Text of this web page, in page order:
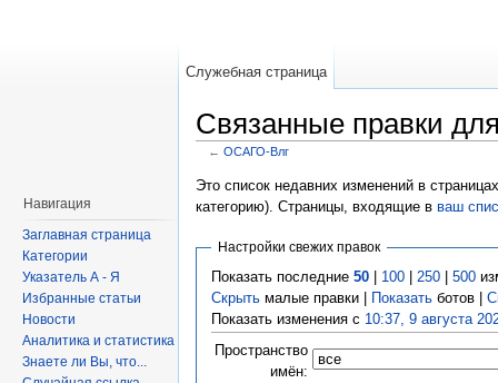
Связанные правки
← ОСАГО-Влг
Это список недавних изменений в
категорию). Страницы, входящие в ваш
Настройки свежих правок
Показать последние 50| 100| 250| 500
Скрытьмалые правки | Показатьботов |
Показать изменения с 10:37, 9 августа
Пространство
имён:
Служебная страница
Навигация
Заглавная страница
Категории
Указатель А - Я
Избранные статьи
Новости
Аналитика и статистика
Знаете ли Вы, что...